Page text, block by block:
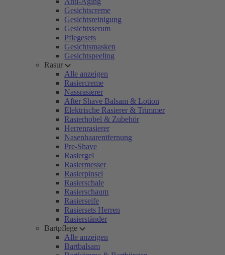
Gesichtscreme
Gesichtsreinigung
Gesichtsserum
Pflegesets
Gesichtsmasken
Gesichtspeeling
Rasur
Alle anzeigen
Rasiercreme
Nassrasierer
After Shave Balsam & Lotion
Elektrische Rasierer & Trimmer
Rasierhobel & Zubehör
Herrenrasierer
Nasenhaarentfernung
Pre-Shave
Rasiergel
Rasiermesser
Rasierpinsel
Rasierschale
Rasierschaum
Rasierseife
Rasiersets Herren
Rasierständer
Bartpflege
Alle anzeigen
Bartbalsam